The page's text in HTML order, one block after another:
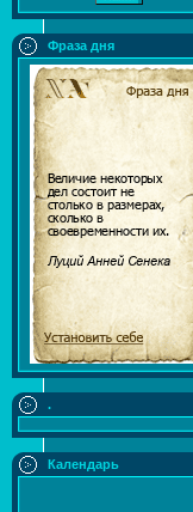
Фраза дня
.
Календарь